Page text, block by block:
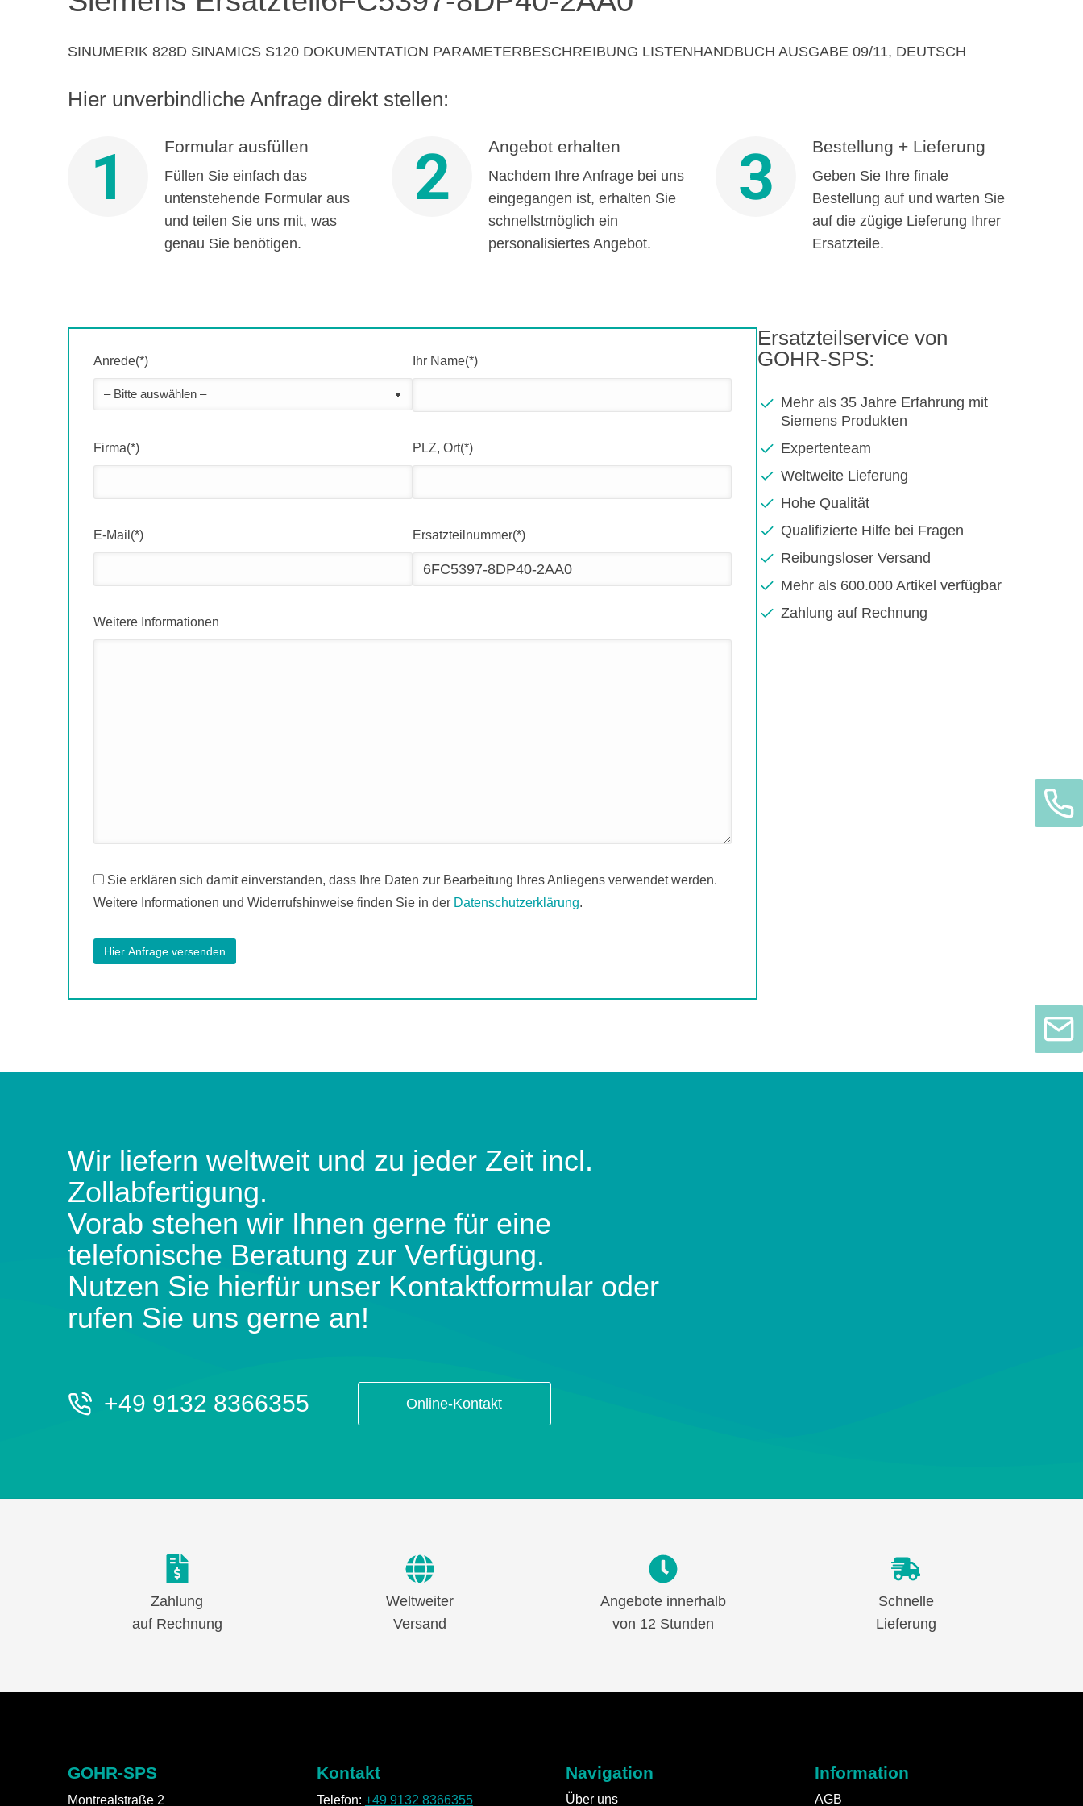
SINUMERIK 828D SINAMICS S120 DOKUMENTATION PARAMETERBESCHREIBUNG LISTENHANDBUCH AUSGABE 09/11, DEUTSCH
Hier unverbindliche Anfrage direkt stellen:
1 Formular ausfüllen
Füllen Sie einfach das
untenstehende Formular aus
und teilen Sie uns mit, was
genau Sie benötigen.
2 Angebot erhalten
Nachdem Ihre Anfrage bei uns
eingegangen ist, erhalten Sie
schnellstmöglich ein
personalisiertes Angebot.
3 Bestellung + Lieferung
Geben Sie Ihre finale
Bestellung auf und warten Sie
auf die zügige Lieferung Ihrer
Ersatzteile.
Anrede(*) Ihr Name(*)
Firma(*) PLZ, Ort(*)
E-Mail(*) Ersatzteilnummer(*)
Weitere Informationen
Sie erklären sich damit einverstanden, dass Ihre Daten zur Bearbeitung Ihres Anliegens verwendet werden.
Weitere Informationen und Widerrufshinweise finden Sie in der Datenschutzerklärung.
Ersatzteilservice von
GOHR-SPS:
Mehr als 35 Jahre Erfahrung mit
Siemens Produkten
Expertenteam
Weltweite Lieferung
Hohe Qualität
Qualifizierte Hilfe bei Fragen
Reibungsloser Versand
Mehr als 600.000 Artikel verfügbar
Zahlung auf Rechnung
Wir liefern weltweit und zu jeder Zeit incl.
Zollabfertigung.
Vorab stehen wir Ihnen gerne für eine
telefonische Beratung zur Verfügung.
Nutzen Sie hierfür unser Kontaktformular oder
rufen Sie uns gerne an!
+49 9132 8366355 Online-Kontakt
Zahlung
auf Rechnung
Weltweiter
Versand
Angebote innerhalb
von 12 Stunden
Schnelle
Lieferung
GOHR-SPS
Montrealstraße 2
Kontakt
Telefon: +49 9132 8366355
Navigation
Über uns
Information
AGB